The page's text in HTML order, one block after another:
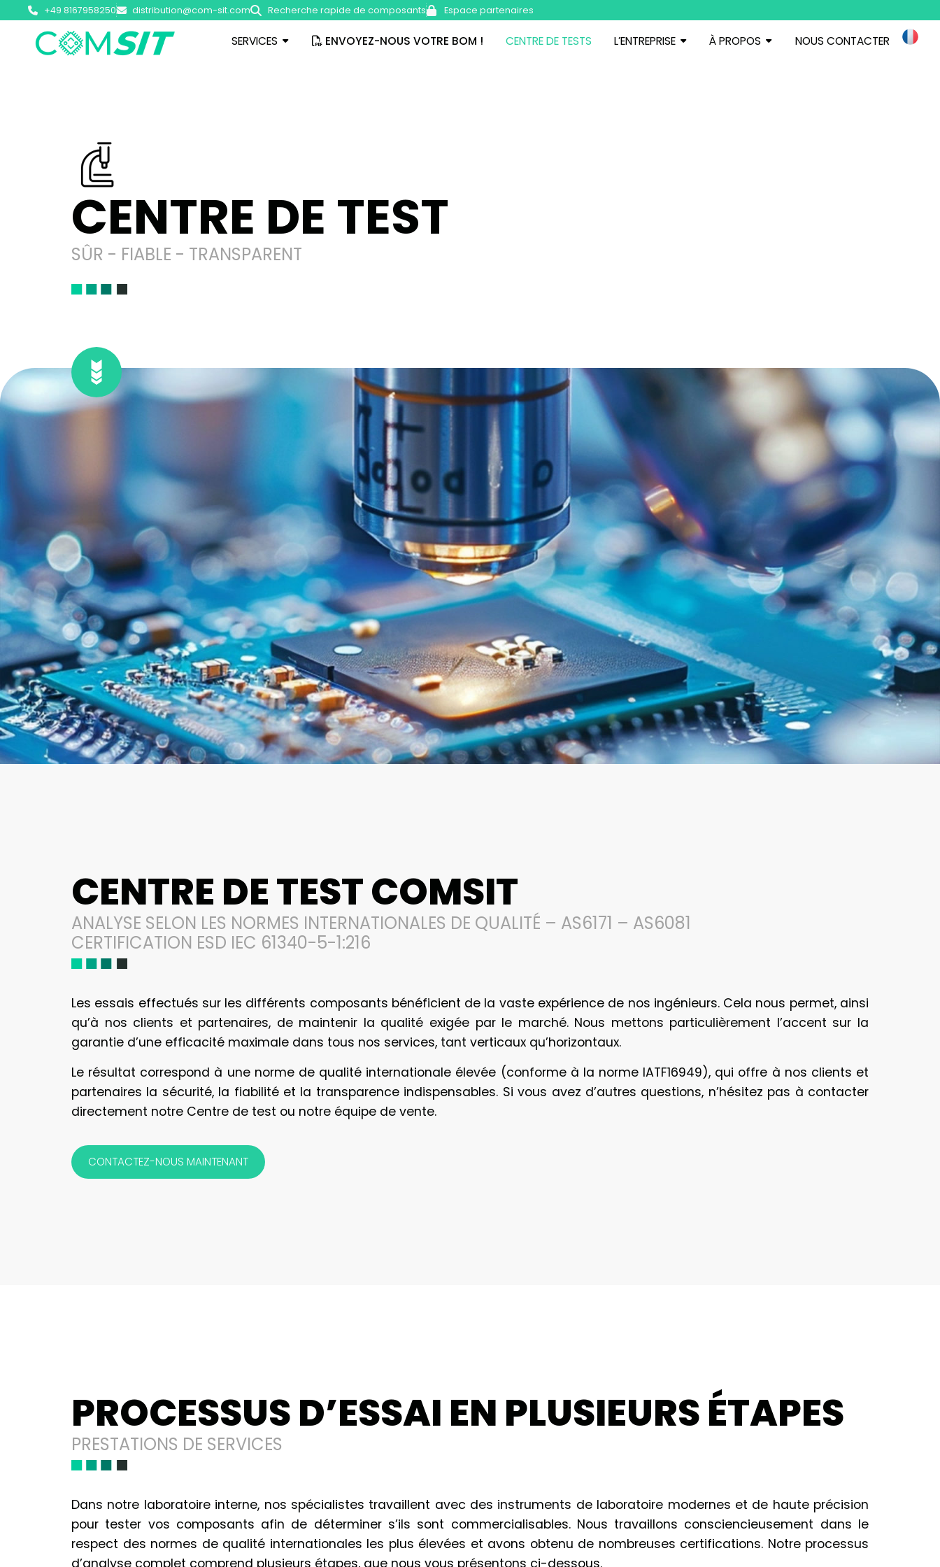
+49 8167958250 distribution@com-sit.com Recherche rapide de composants Espace partenaires
SERVICES ENVOYEZ-NOUS VOTRE BOM ! CENTRE DE TESTS L’ENTREPRISE À PROPOS NOUS CONTACTER
CENTRE DE TEST
SÛR - FIABLE - TRANSPARENT
CENTRE DE TEST COMSIT
ANALYSE SELON LES NORMES INTERNATIONALES DE QUALITÉ – AS6171 – AS6081
CERTIFICATION ESD IEC 61340-5-1:216
Les essais effectués sur les différents composants bénéficient de la vaste expérience de nos ingénieurs. Cela nous permet, ainsi
qu’à nos clients et partenaires, de maintenir la qualité exigée par le marché. Nous mettons particulièrement l’accent sur la
garantie d’une efficacité maximale dans tous nos services, tant verticaux qu’horizontaux.
Le résultat correspond à une norme de qualité internationale élevée (conforme à la norme IATF16949), qui offre à nos clients et
partenaires la sécurité, la fiabilité et la transparence indispensables. Si vous avez d’autres questions, n’hésitez pas à contacter
directement notre Centre de test ou notre équipe de vente.
CONTACTEZ-NOUS MAINTENANT
PROCESSUS D’ESSAI EN PLUSIEURS ÉTAPES
PRESTATIONS DE SERVICES
Dans notre laboratoire interne, nos spécialistes travaillent avec des instruments de laboratoire modernes et de haute précision
pour tester vos composants afin de déterminer s’ils sont commercialisables. Nous travaillons consciencieusement dans le
respect des normes de qualité internationales les plus élevées et avons obtenu de nombreuses certifications. Notre processus
d’analyse complet comprend plusieurs étapes, que nous vous présentons ci-dessous.